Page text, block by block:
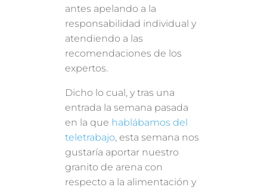
antes apelando a la
responsabilidad individual y
atendiendo a las
recomendaciones de los
expertos.
Dicho lo cual, y tras una
entrada la semana pasada
en la que hablábamos del
teletrabajo, esta semana nos
gustaría aportar nuestro
granito de arena con
respecto a la alimentación y